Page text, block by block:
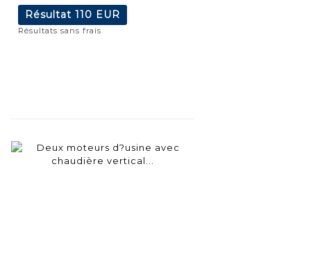
Résultat 110 EUR
Résultats sans frais